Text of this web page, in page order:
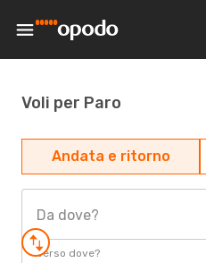
Voli per Paro
Andata e ritorno
Da dove?
Verso dove?